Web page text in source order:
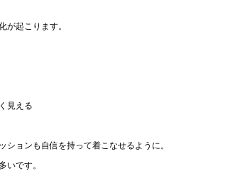
が起こります。
見える
ョンも自信を持って着こなせるように。
いです。